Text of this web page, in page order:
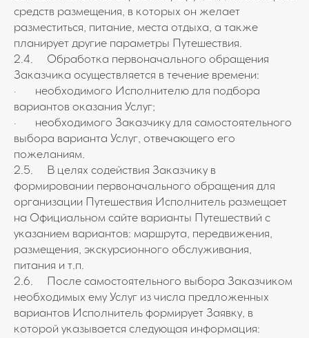
средств размещения, в которых он желает
разместиться, питание, места отдыха, а также
планирует другие параметры Путешествия.
2.4. Обработка первоначального обращения
Заказчика осуществляется в течение времени:
· необходимого Исполнителю для подбора
вариантов оказания Услуг;
· необходимого Заказчику для самостоятельного
выбора варианта Услуг, отвечающего его
пожеланиям.
2.5. В целях содействия Заказчику в
формировании первоначального обращения для
организации Путешествия Исполнитель размещает
на Официальном сайте варианты Путешествий с
указанием вариантов: маршрута, передвижения,
размещения, экскурсионного обслуживания,
питания и т.п.
2.6. После самостоятельного выбора Заказчиком
необходимых ему Услуг из числа предложенных
вариантов Исполнитель формирует Заявку, в
которой указывается следующая информация: